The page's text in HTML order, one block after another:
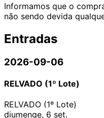
Informamos que o
não sendo devida
Entradas
2026-09-06
RELVADO (1º Lote)
RELVADO (1º Lote)
diumenge, 6 set.